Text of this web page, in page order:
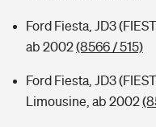
Ford Fiesta, JD3
ab 2002(8566 / 515)
Ford Fiesta, JD3
Limousine, ab 2002